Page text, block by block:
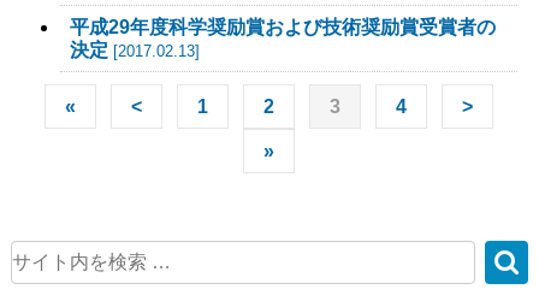
平成29年度科学奨励賞および技術奨励賞受賞者の
決定 [2017.02.13]
« < 1 2 3 4 >
»